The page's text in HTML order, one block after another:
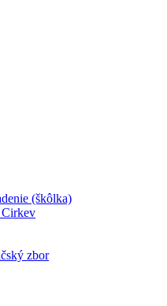
(škôlka)
zbor